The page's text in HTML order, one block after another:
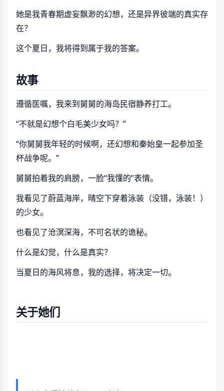
她是我青春期虚妄飘渺的幻想，还是异界彼端的真实存
在？
这个夏日，我将得到属于我的答案。
故事
遵循医嘱，我来到舅舅的海岛民宿静养打工。
“不就是幻想个白毛美少女吗？”
“你舅舅我年轻的时候啊，还幻想和秦始皇一起参加圣
杯战争呢。”
舅舅拍着我的肩膀，一脸“我懂的”表情。
我看见了蔚蓝海岸，晴空下穿着泳装（没错，泳装！）
的少女。
也看见了沧溟深海，不可名状的诡秘。
什么是幻觉，什么是真实？
当夏日的海风将息，我的选择，将决定一切。
关于她们